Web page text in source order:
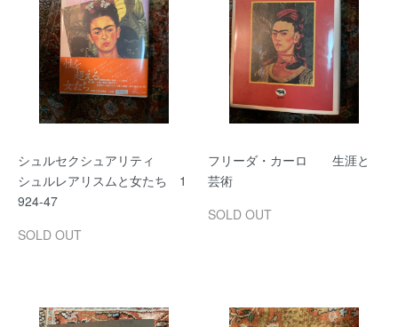
シュルセクシュアリティ
シュルレアリスムと女たち 1
924-47
SOLD OUT
フリーダ・カーロ 生涯と
芸術
SOLD OUT